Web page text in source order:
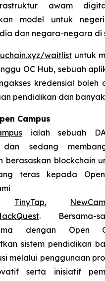
awam
model untuk
dan negara-negara di
waitlist untuk
OC Hub, sebuah
kredensial boleh
pendidikan dan
Campus
ialah sebuah
dan sedang
berasaskan blockchain
teras kepada
TinyTap,
. Bersama-
dengan Open
sistem pendidikan
melalui penggunaan
serta inisiatif